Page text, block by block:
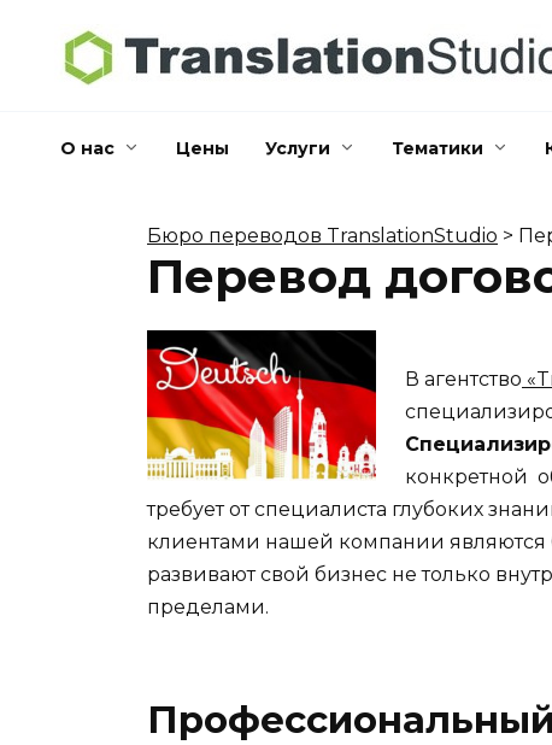
содержанию
О нас Цены Услуги Тематики
Бюро переводов TranslationStudio >
Перевод
В агентство
конкретной
требует от специалиста глубоких
клиентами нашей компании
развивают свой бизнес не только
пределами.
Профессиональный